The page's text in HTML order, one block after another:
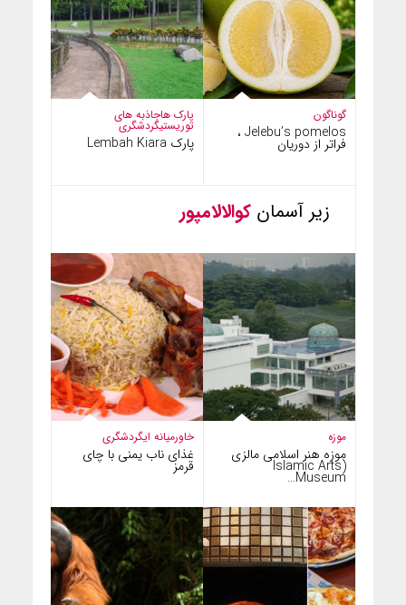
پارک هاجاذبه های
توریستیگردشگری
پارک Lembah Kiara
گوناگون
Jelebu’s pomelos ،
فراتر از دوریان
زیر آسمان کوالالامپور
خاورمیانه ایگردشگری
غذای ناب یمنی با چای
قرمز
موزه
موزه هنر اسلامی مالزی
(Islamic Arts
Museum…